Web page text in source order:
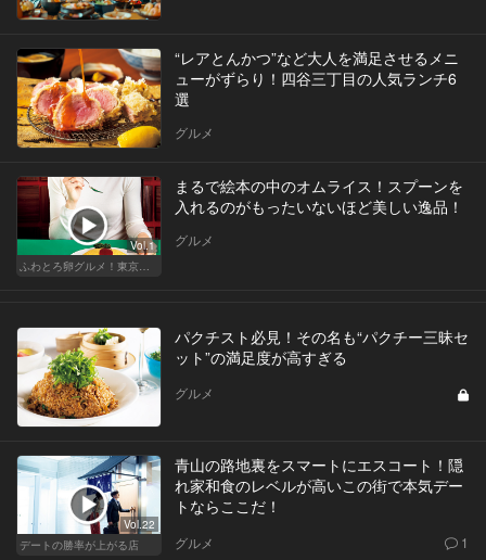
“レアとんかつ”など大人を満足させるメニ
ューがずらり！四谷三丁目の人気ランチ6
選
グルメ
Vol.1
ふわとろ卵グルメ！東京で外せない人気店
まるで絵本の中のオムライス！スプーンを
入れるのがもったいないほど美しい逸品！
グルメ
パクチスト必見！その名も“パクチー三昧セ
ット”の満足度が高すぎる
グルメ
Vol.22
デートの勝率が上がる店
青山の路地裏をスマートにエスコート！隠
れ家和食のレベルが高いこの街で本気デー
トならここだ！
グルメ 1